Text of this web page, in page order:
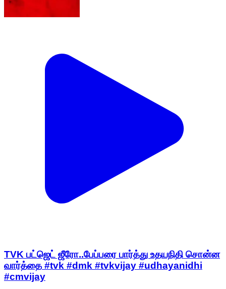
TVK பட்ஜெட் ஜீரோ..பேப்பரை பார்த்து உதயநிதி சொன்ன
வார்த்தை #tvk #dmk #tvkvijay #udhayanidhi
#cmvijay